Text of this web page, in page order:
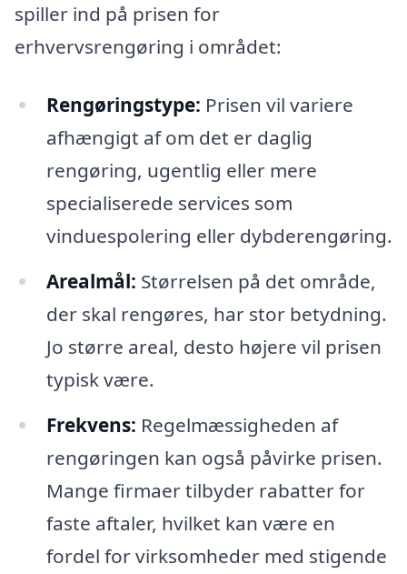
spiller ind på prisen for
erhvervsrengøring i området:
Rengøringstype: Prisen vil variere
afhængigt af om det er daglig
rengøring, ugentlig eller mere
specialiserede services som
vinduespolering eller dybderengøring.
Arealmål: Størrelsen på det område,
der skal rengøres, har stor betydning.
Jo større areal, desto højere vil prisen
typisk være.
Frekvens: Regelmæssigheden af
rengøringen kan også påvirke prisen.
Mange firmaer tilbyder rabatter for
faste aftaler, hvilket kan være en
fordel for virksomheder med stigende